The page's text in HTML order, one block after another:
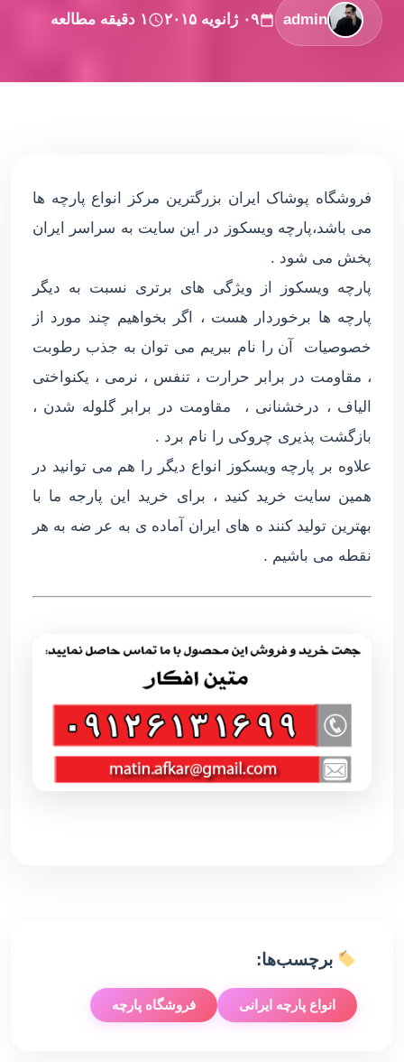
admin ۰۹ ژانویه ۲۰۱۵ ۱ دقیقه مطالعه
فروشگاه پوشاک ایران بزرگترین مرکز انواع پارچه ها
می باشد،پارچه ویسکوز در این سایت به سراسر ایران
پخش می شود .
پارچه ویسکوز از ویژگی های برتری نسبت به دیگر
پارچه ها برخوردار هست ، اگر بخواهیم چند مورد از
خصوصیات آن را نام ببریم می توان به جذب رطوبت
، مقاومت در برابر حرارت ، تنفس ، نرمی ، یکنواختی
الیاف ، درخشنانی ، مقاومت در برابر گلوله شدن ،
بازگشت پذیری چروکی را نام برد .
علاوه بر پارچه ویسکوز انواع دیگر را هم می توانید در
همین سایت خرید کنید ، برای خرید این پارجه ما با
بهترین تولید کنند ه های ایران آماده ی به عر ضه به هر
نقطه می باشیم .
برچسب‌ها:
انواع پارچه ایرانی فروشگاه پارچه